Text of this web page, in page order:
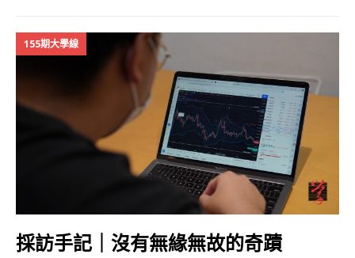
155期大學線
採訪手記｜沒有無緣無故的奇蹟